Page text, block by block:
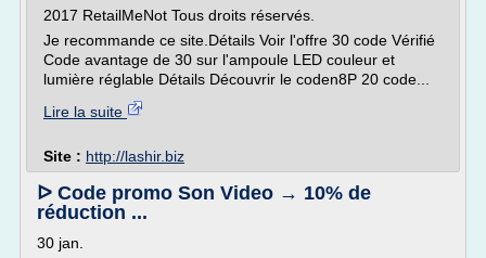
2017 RetailMeNot Tous droits réservés.
Je recommande ce site.Détails Voir l'offre 30 code Vérifié
Code avantage de 30 sur l'ampoule LED couleur et
lumière réglable Détails Découvrir le coden8P 20 code...
Lire la suite
Site : http://lashir.biz
ᐅ Code promo Son Video → 10% de
réduction ...
30 jan.